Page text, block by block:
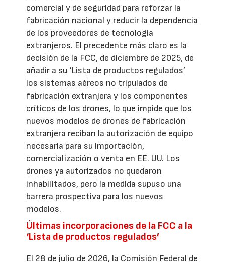
comercial y de seguridad para reforzar la
fabricación nacional y reducir la dependencia
de los proveedores de tecnología
extranjeros. El precedente más claro es la
decisión de la FCC, de diciembre de 2025, de
añadir a su ‘Lista de productos regulados’
los sistemas aéreos no tripulados de
fabricación extranjera y los componentes
críticos de los drones, lo que impide que los
nuevos modelos de drones de fabricación
extranjera reciban la autorización de equipo
necesaria para su importación,
comercialización o venta en EE. UU. Los
drones ya autorizados no quedaron
inhabilitados, pero la medida supuso una
barrera prospectiva para los nuevos
modelos.
Últimas incorporaciones de la FCC a la
‘Lista de productos regulados’
El 28 de julio de 2026, la Comisión Federal de